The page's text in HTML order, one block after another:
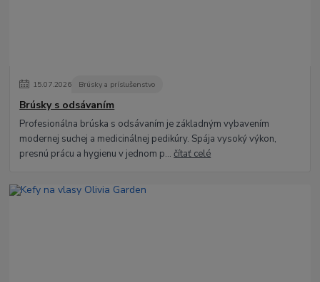
15.07.2026 Brúsky a príslušenstvo
Brúsky s odsávaním
Profesionálna brúska s odsávaním je základným vybavením
modernej suchej a medicinálnej pedikúry. Spája vysoký výkon,
presnú prácu a hygienu v jednom p...čítať celé